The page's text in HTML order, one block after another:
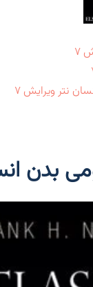
نتر ویرایش ۷
انسان نتر